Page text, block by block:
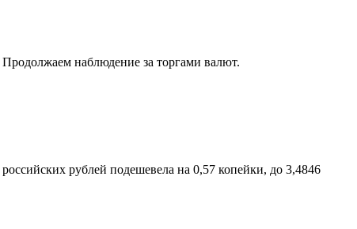
Продолжаем наблюдение за торгами валют.
рублей подешевела на 0,57 копейки, до 3,4846